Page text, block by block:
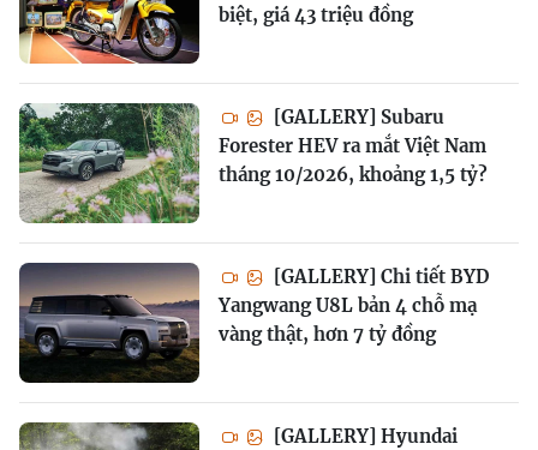
biệt, giá 43 triệu đồng
[GALLERY] Subaru
Forester HEV ra mắt Việt Nam
tháng 10/2026, khoảng 1,5 tỷ?
[GALLERY] Chi tiết BYD
Yangwang U8L bản 4 chỗ mạ
vàng thật, hơn 7 tỷ đồng
[GALLERY] Hyundai